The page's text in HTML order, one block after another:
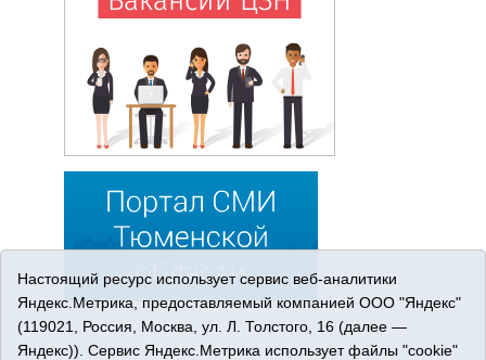
Настоящий ресурс использует сервис веб-аналитики
Яндекс.Метрика, предоставляемый компанией ООО "Яндекс"
(119021, Россия, Москва, ул. Л. Толстого, 16 (далее —
Яндекс)). Сервис Яндекс.Метрика использует файлы "cookie"